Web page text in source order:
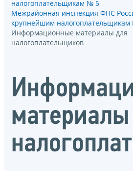
налогоплательщикам № 5
Межрайонная инспекция ФНС
крупнейшим
Информационные материалы для
налогоплательщиков